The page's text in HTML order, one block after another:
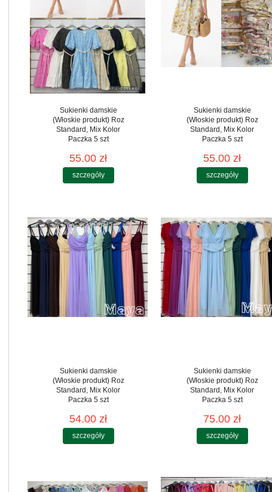
Sukienki damskie
(Włoskie produkt) Roz
Standard, Mix Kolor
Paczka 5 szt
55.00 zł
szczegóły
Sukienki damskie
(Włoskie produkt) Roz
Standard, Mix Kolor
Paczka 5 szt
55.00 zł
szczegóły
Sukienki damskie
(Włoskie produkt) Roz
Standard, Mix Kolor
Paczka 5 szt
54.00 zł
szczegóły
Sukienki damskie
(Włoskie produkt) Roz
Standard, Mix Kolor
Paczka 5 szt
75.00 zł
szczegóły